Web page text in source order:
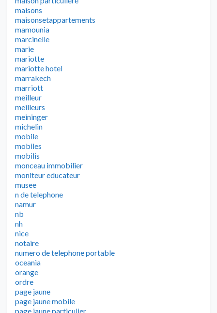
maisons
maisonsetappartements
mamounia
marcinelle
marie
mariotte
mariotte hotel
marrakech
marriott
meilleur
meilleurs
meininger
michelin
mobile
mobiles
mobilis
monceau immobilier
moniteur educateur
musee
n de telephone
namur
nb
nh
nice
notaire
numero de telephone portable
oceania
orange
ordre
page jaune
page jaune mobile
page jaune particulier